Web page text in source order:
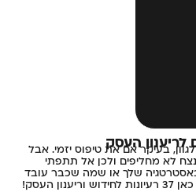
לריענון העסק
בעיקר אם את טיפוס יזמי. אבל
לא מחליפים ולכן אל תתפתי
שלך או שמה שכבר עובד
העסק!